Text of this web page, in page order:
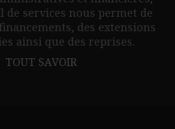
de services nous permet de
des extensions
ainsi que des reprises.
TOUT SAVOIR